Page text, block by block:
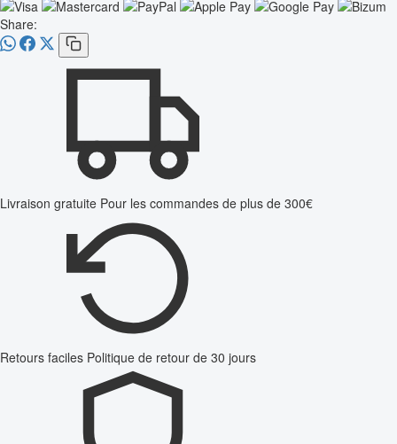
Share:
Livraison gratuite Pour les commandes de plus de 300€
Retours faciles Politique de retour de 30 jours